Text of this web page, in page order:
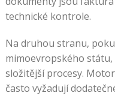
technické kontrole.
Na druhou stranu,
mimoevropského
složitější procesy.
často vyžadují